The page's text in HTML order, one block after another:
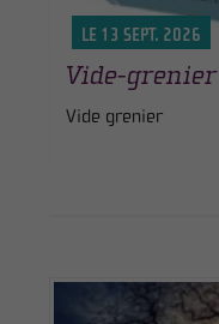
LE 13 SEPT. 2026
Vide-grenier
Vide grenier